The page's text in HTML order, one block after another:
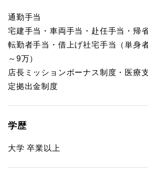
通勤手当
宅建手当・車両手当・赴任手当・帰
転勤者手当・借上げ社宅手当（単身
～9万）
店長ミッションボーナス制度・医療
定拠出金制度
学歴
大学 卒業以上